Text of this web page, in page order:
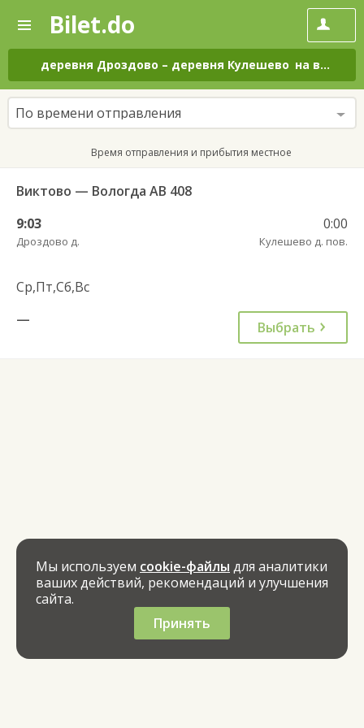
—
Поиск
и
покупка
билетов
на
автобус
онлайн
Bilet.do
деревня Дроздово – деревня Кулешево на все дни
По времени отправления
Время отправления и прибытия местное
Виктово — Вологда АВ 408
9:03
Дроздово д.
0:00
Кулешево д. пов.
Ср,Пт,Сб,Вс
—
Выбрать
Мы используем cookie-файлы для аналитики
ваших действий, рекомендаций и улучшения
сайта.
Принять